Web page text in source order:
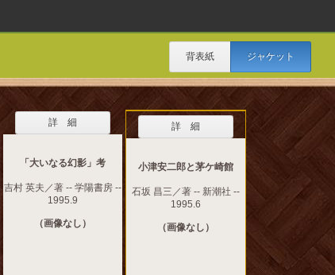
背表紙 ジャケット
詳 細
「大いなる幻影」考
吉村 英夫／著 -- 学陽書房 --
1995.9
（画像なし）
詳 細
小津安二郎と茅ケ崎館
石坂 昌三／著 -- 新潮社 --
1995.6
（画像なし）